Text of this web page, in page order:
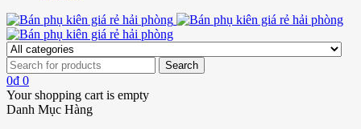
0₫ 0
Your shopping cart is empty
Danh Mục Hàng